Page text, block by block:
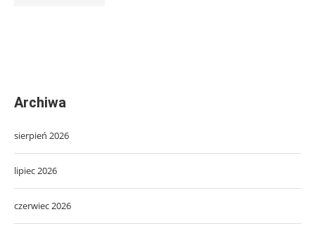
Archiwa
sierpień 2026
lipiec 2026
czerwiec 2026